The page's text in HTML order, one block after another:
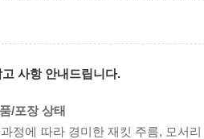
사항 안내드립니다.
/포장 상태
정에 따라 경미한 재킷 주름, 모서